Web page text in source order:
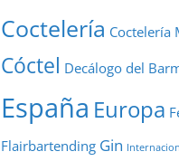
Coctelería Coctelería
Cóctel Decálogo del
España Europa
Flairbartending Gin